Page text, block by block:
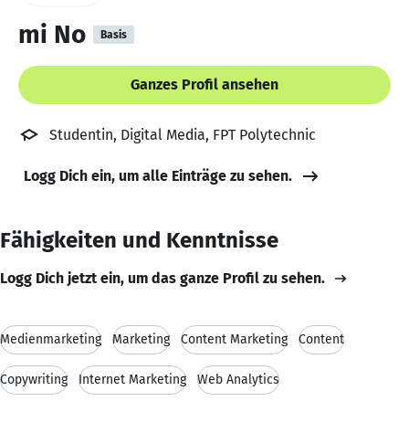
mi No Basis
Ganzes Profil ansehen
Studentin, Digital Media, FPT Polytechnic
Logg Dich ein, um alle Einträge zu sehen.
Fähigkeiten und Kenntnisse
Logg Dich jetzt ein, um das ganze Profil zu sehen.
Medienmarketing Marketing Content Marketing Content
Copywriting Internet Marketing Web Analytics